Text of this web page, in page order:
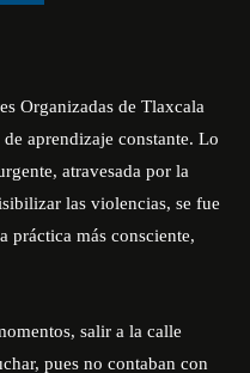
Organizadas de Tlaxcala
aprendizaje constante. Lo
atravesada por la
las violencias, se fue
práctica más consciente,
salir a la calle
pues no contaban con